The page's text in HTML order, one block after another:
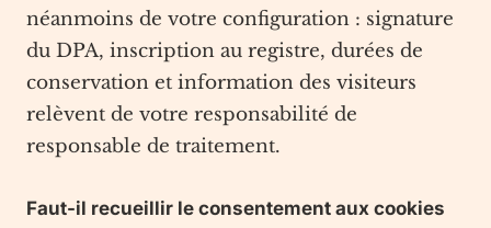
néanmoins de votre configuration : signature
du DPA, inscription au registre, durées de
conservation et information des visiteurs
relèvent de votre responsabilité de
responsable de traitement.
Faut-il recueillir le consentement aux cookies